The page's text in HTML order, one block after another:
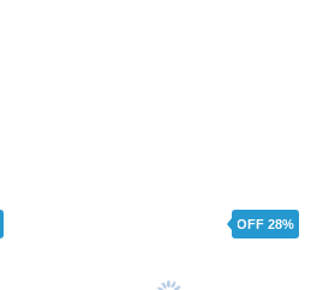
OFF 28%